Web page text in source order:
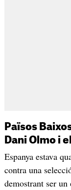
Països
Dani Olmo i
Espanya estava
contra una
demostrant ser